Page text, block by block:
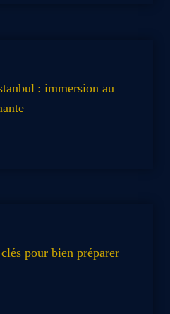
: immersion au
pour bien préparer